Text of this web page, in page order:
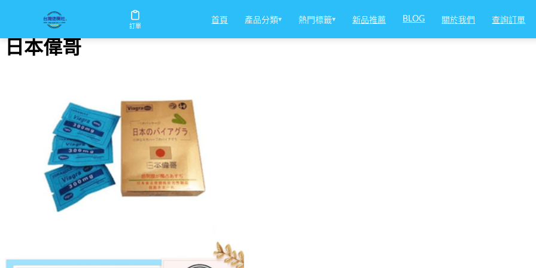
訂單
首頁 產品分類▾ 熱門標籤▾ 新品推薦 BLOG 關於我們 查詢訂單
日本偉哥
日本偉哥